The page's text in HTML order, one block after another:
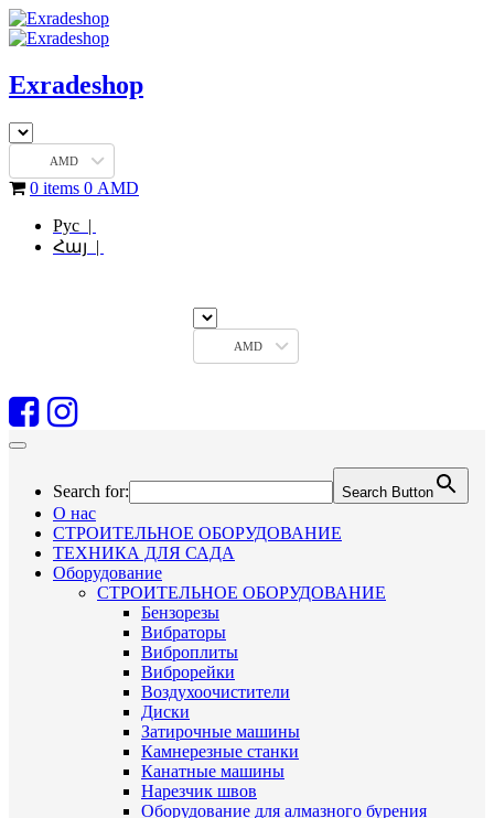
Exradeshop
AMD
0 items 0 AMD
Рус |
Հայ |
AMD
Search for: Search Button
О нас
СТРОИТЕЛЬНОЕ ОБОРУДОВАНИЕ
ТЕХНИКА ДЛЯ САДА
Оборудование
СТРОИТЕЛЬНОЕ ОБОРУДОВАНИЕ
Бензорезы
Вибраторы
Виброплиты
Виброрейки
Воздухоочистители
Диски
Затирочные машины
Камнерезные станки
Канатные машины
Нарезчик швов
Оборудование для алмазного бурения